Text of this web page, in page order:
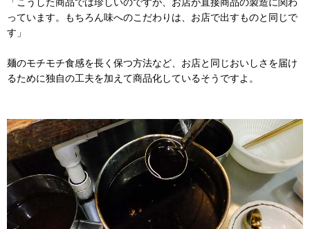
っています。もちろん味へのこだわりは、お店で出すものと同じで
す」
麺のモチモチ食感を長く保つ方法など、お店と同じおいしさを届け
るために独自の工夫を加えて商品化しているそうですよ。